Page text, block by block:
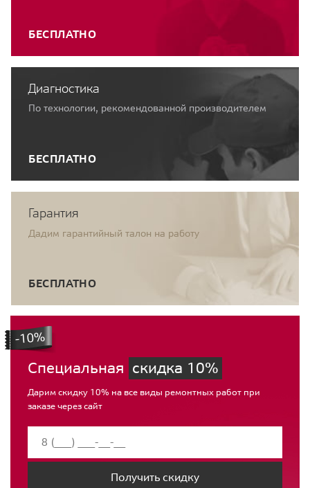
БЕСПЛАТНО
Диагностика
По технологии, рекомендованной производителем
БЕСПЛАТНО
Гарантия
Дадим гарантийный талон на работу
БЕСПЛАТНО
Специальная скидка 10%
Дарим скидку 10% на все виды ремонтных работ при
заказе через сайт
Получить скидку